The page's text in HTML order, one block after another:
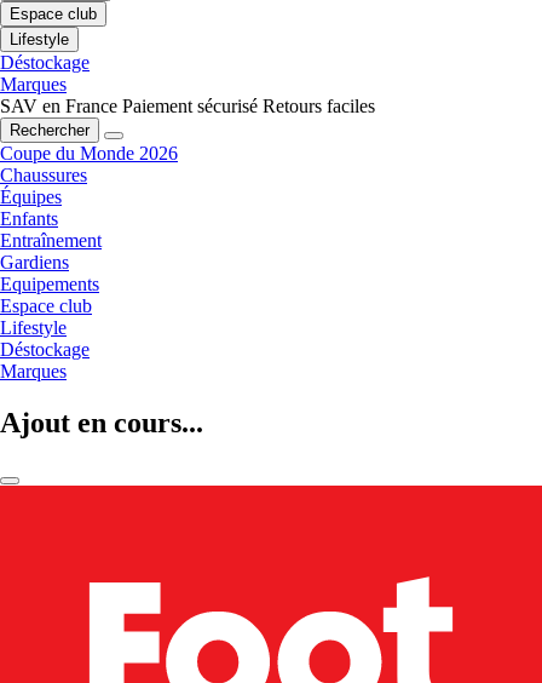
Espace club
Lifestyle
Déstockage
Marques
SAV en France Paiement sécurisé Retours faciles
Rechercher
Coupe du Monde 2026
Chaussures
Équipes
Enfants
Entraînement
Gardiens
Equipements
Espace club
Lifestyle
Déstockage
Marques
Ajout en cours...